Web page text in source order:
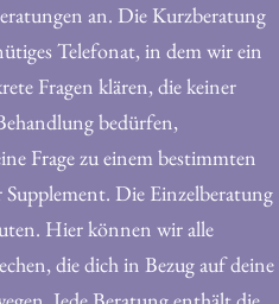
an. Die Kurzberatung
Telefonat, in dem wir ein
Fragen klären, die keiner
bedürfen,
Frage zu einem bestimmten
Die Einzelberatung
Hier können wir alle
die dich in Bezug auf deine